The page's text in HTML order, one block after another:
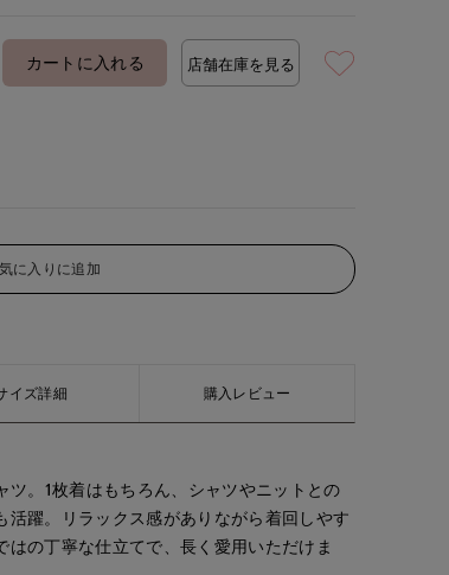
カートに入れる 店舗在庫を見る
に入りに追加
イズ詳細 購入レビュー
ツ。1枚着はもちろん、シャツやニットとの
活躍。リラックス感がありながら着回しやす
の丁寧な仕立てで、長く愛用いただけま